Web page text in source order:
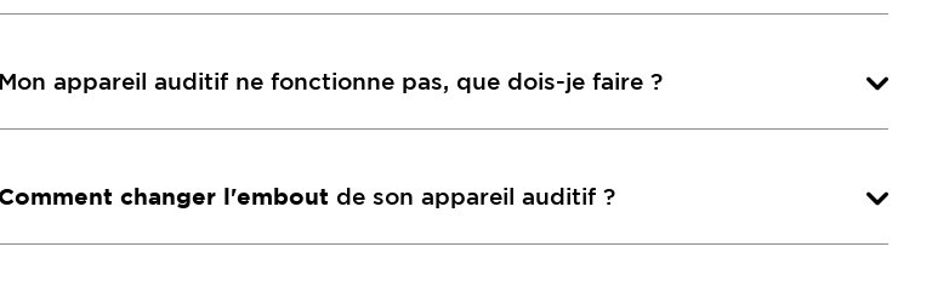
Mon appareil auditif ne fonctionne pas, que dois-je faire ?
Comment changer l'embout de son appareil auditif ?